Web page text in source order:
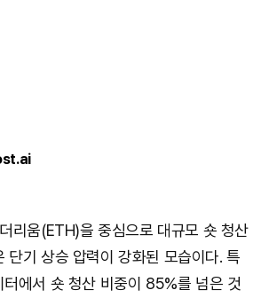
리움(ETH)을 중심으로 대규모 숏 청산
단기 상승 압력이 강화된 모습이다. 특
에서 숏 청산 비중이 85%를 넘은 것